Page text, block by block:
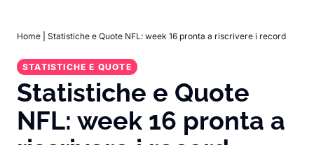
Home Statistiche e Quote NFL: week 16 pronta a riscrivere i record
STATISTICHE E QUOTE
Statistiche e Quote
NFL: week 16 pronta a